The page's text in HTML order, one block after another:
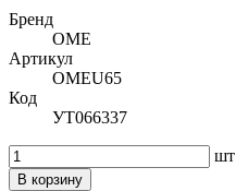
Бренд
OME
Артикул
OMEU65
Код
УТ066337
шт
В корзину